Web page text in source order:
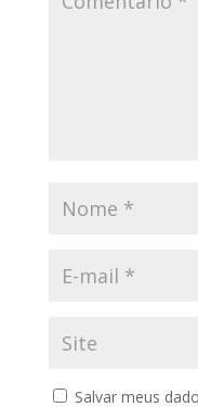
Salvar meus